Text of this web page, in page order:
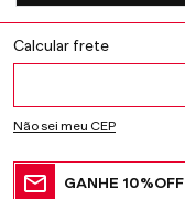
Não sei meu CEP
GANHE 10%OFF